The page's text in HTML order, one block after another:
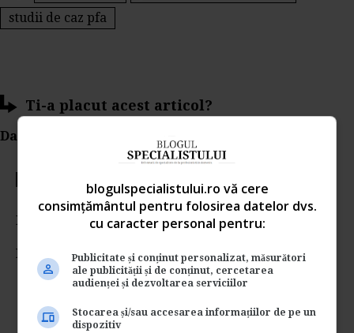
studii de caz pfa
Ti-a placut acest articol?
Da Like, Printeaza sau trimite pe Email!
Votati articolul
Rating:
Nota: 4.43din29voturi
blogulspecialistului.ro vă cere
consimțământul pentru folosirea datelor dvs.
cu caracter personal pentru:
Publicitate și conținut personalizat, măsurători
ale publicității și de conținut, cercetarea
audienței și dezvoltarea serviciilor
Stocarea și/sau accesarea informațiilor de pe un
dispozitiv